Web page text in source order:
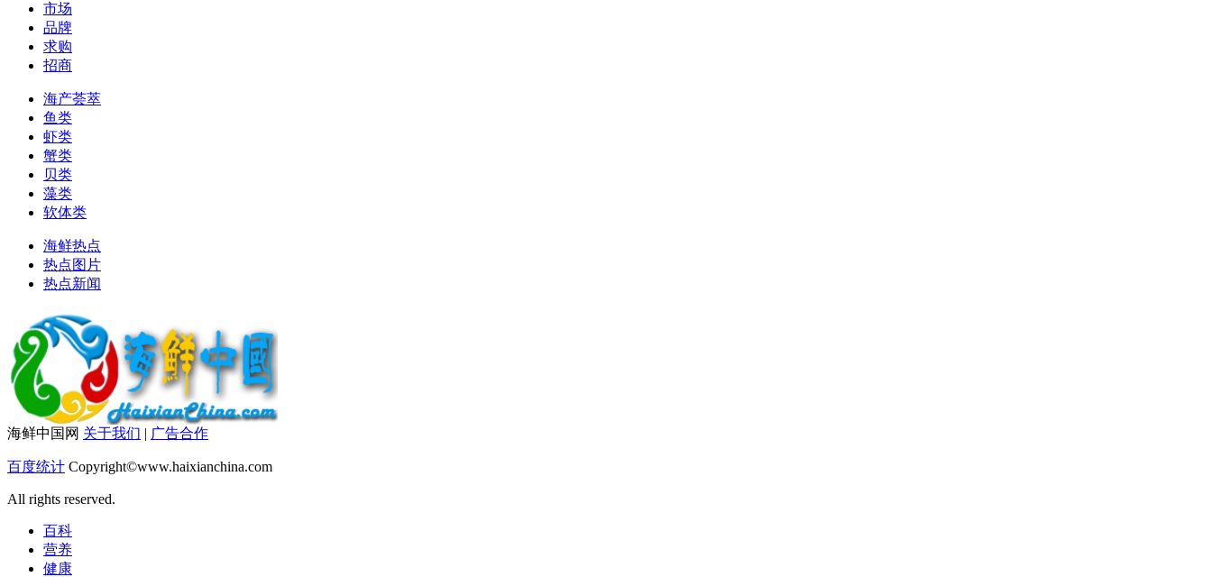
市场
品牌
求购
招商
海产荟萃
鱼类
虾类
蟹类
贝类
藻类
软体类
海鲜热点
热点图片
热点新闻
海鲜中国网 关于我们 | 广告合作
百度统计 Copyright©www.haixianchina.com
All rights reserved.
百科
营养
健康